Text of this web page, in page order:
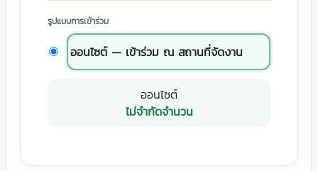
รูปแบบการเข้าร่วม
ออนไซต์ — เข้าร่วม ณ สถานที่จัดงาน
ออนไซต์
ไม่จำกัดจำนวน